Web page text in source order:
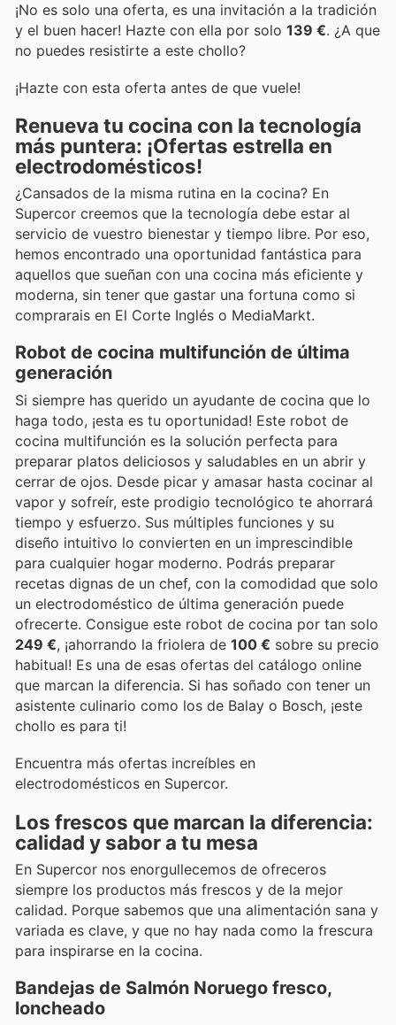
¡No es solo una oferta, es una invitación a la tradición
y el buen hacer! Hazte con ella por solo 139 €. ¿A que
no puedes resistirte a este chollo?
¡Hazte con esta oferta antes de que vuele!
Renueva tu cocina con la tecnología
más puntera: ¡Ofertas estrella en
electrodomésticos!
¿Cansados de la misma rutina en la cocina? En
Supercor creemos que la tecnología debe estar al
servicio de vuestro bienestar y tiempo libre. Por eso,
hemos encontrado una oportunidad fantástica para
aquellos que sueñan con una cocina más eficiente y
moderna, sin tener que gastar una fortuna como si
comprarais en El Corte Inglés o MediaMarkt.
Robot de cocina multifunción de última
generación
Si siempre has querido un ayudante de cocina que lo
haga todo, ¡esta es tu oportunidad! Este robot de
cocina multifunción es la solución perfecta para
preparar platos deliciosos y saludables en un abrir y
cerrar de ojos. Desde picar y amasar hasta cocinar al
vapor y sofreír, este prodigio tecnológico te ahorrará
tiempo y esfuerzo. Sus múltiples funciones y su
diseño intuitivo lo convierten en un imprescindible
para cualquier hogar moderno. Podrás preparar
recetas dignas de un chef, con la comodidad que solo
un electrodoméstico de última generación puede
ofrecerte. Consigue este robot de cocina por tan solo
249 €, ¡ahorrando la friolera de 100 € sobre su precio
habitual! Es una de esas ofertas del catálogo online
que marcan la diferencia. Si has soñado con tener un
asistente culinario como los de Balay o Bosch, ¡este
chollo es para ti!
Encuentra más ofertas increíbles en
electrodomésticos en Supercor.
Los frescos que marcan la diferencia:
calidad y sabor a tu mesa
En Supercor nos enorgullecemos de ofreceros
siempre los productos más frescos y de la mejor
calidad. Porque sabemos que una alimentación sana y
variada es clave, y que no hay nada como la frescura
para inspirarse en la cocina.
Bandejas de Salmón Noruego fresco,
loncheado